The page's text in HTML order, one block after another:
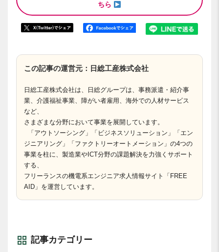
ちら
この記事の運営元：日総工産株式会社
日総工産株式会社は、日総グループは、事務派遣・紹介事
業、介護福祉事業、障がい者雇用、海外での人材サービス
など、
さまざまな分野において事業を展開しています。
「アウトソーシング」「ビジネスソリューション」「エン
ジニアリング」「ファクトリーオートメーション」の4つの
事業を柱に、製造業やICT分野の課題解決を力強くサポート
する、
フリーランスの機電系エンジニア求人情報サイト「FREE
AID」を運営しています。
記事カテゴリー